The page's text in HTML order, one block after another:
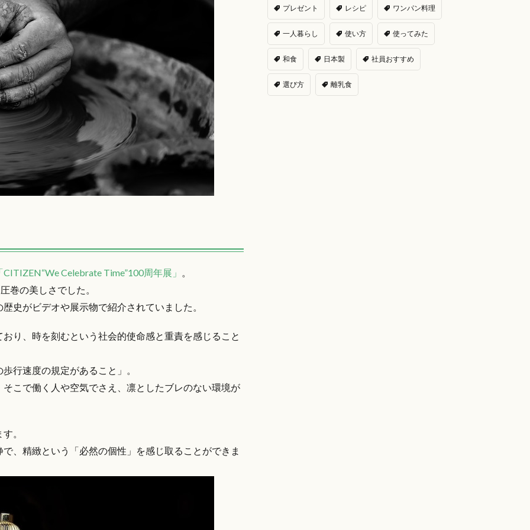
CITIZEN“We Celebrate Time”100周年展」
巻の美しさでした。
史がビデオや展示物で紹介されていました。
り、時を刻むという社会的使命感と重責を感じること
行速度の規定があること」。
こで働く人や空気でさえ、凛としたブレのない環境が
。
、精緻という「必然の個性」を感じ取ることができま
プレゼント レシピ ワンパン料理
一人暮らし 使い方 使ってみた
和食 日本製 社員おすすめ
選び方 離乳食